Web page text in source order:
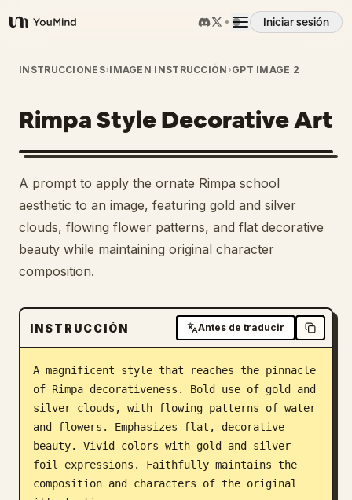
YouMind
Iniciar sesión
Resumen
Casos de uso
Prompts
Precios
Descargar
Blog
Actualizaciones
INSTRUCCIONES›IMAGEN INSTRUCCIÓN ›GPT IMAGE 2
Rimpa Style Decorative Art
A prompt to apply the ornate Rimpa school
aesthetic to an image, featuring gold and silver
clouds, flowing flower patterns, and flat decorative
beauty while maintaining original character
composition.
INSTRUCCIÓN Antes de traducir
A magnificent style that reaches the pinnacle
of Rimpa decorativeness. Bold use of gold and
silver clouds, with flowing patterns of water
and flowers. Emphasizes flat, decorative
beauty. Vivid colors with gold and silver
foil expressions. Faithfully maintains the
composition and characters of the original